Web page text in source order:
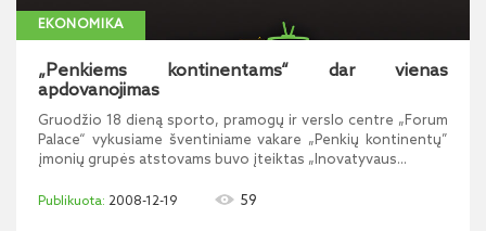
EKONOMIKA
„Penkiems kontinentams“ dar vienas
apdovanojimas
Gruodžio 18 dieną sporto, pramogų ir verslo centre „Forum
Palace“ vykusiame šventiniame vakare „Penkių kontinentų”
įmonių grupės atstovams buvo įteiktas „Inovatyvaus...
2008-12-19 59